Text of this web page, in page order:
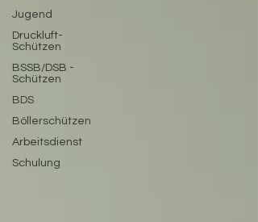
Jugend
Druckluft-
Schützen
BSSB/DSB -
Schützen
BDS
Böllerschützen
Arbeitsdienst
Schulung